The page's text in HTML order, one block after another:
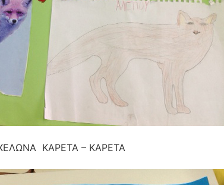
ΚΑΡΕΤΑ – ΚΑΡΕΤΑ